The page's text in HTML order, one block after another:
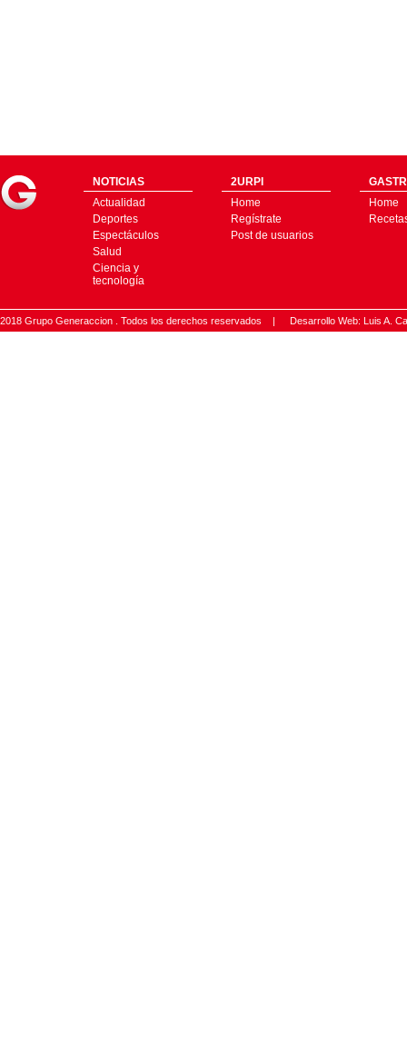
NOTICIAS
Actualidad
Deportes
Espectáculos
Salud
Ciencia y
tecnología
2URPI
Home
Regístrate
Post de usuarios
Home
2018 Grupo Generaccion . Todos los derechos reservados | Desarrollo Web: Luis